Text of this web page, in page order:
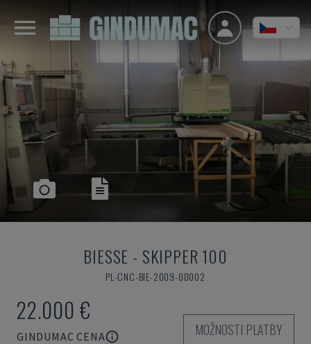
BIESSE - SKIPPER 100
PL-CNC-BIE-2009-00002
22.000 €
GINDUMAC CENA
MOŽNOSTI PLATBY